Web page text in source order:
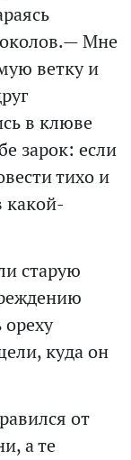
Мне
ветку и
в клюве
зарок: если
тихо и
какой-
старую
куда он
от
а те